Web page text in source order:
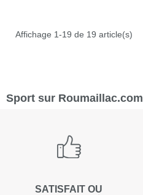
Affichage 1-19 de 19 article(s)
Sport sur Roumaillac.com
SATISFAIT OU